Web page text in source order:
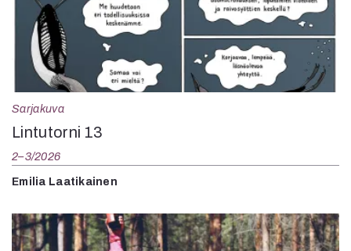
Sarjakuva
Lintutorni 13
2–3/2026
Emilia Laatikainen